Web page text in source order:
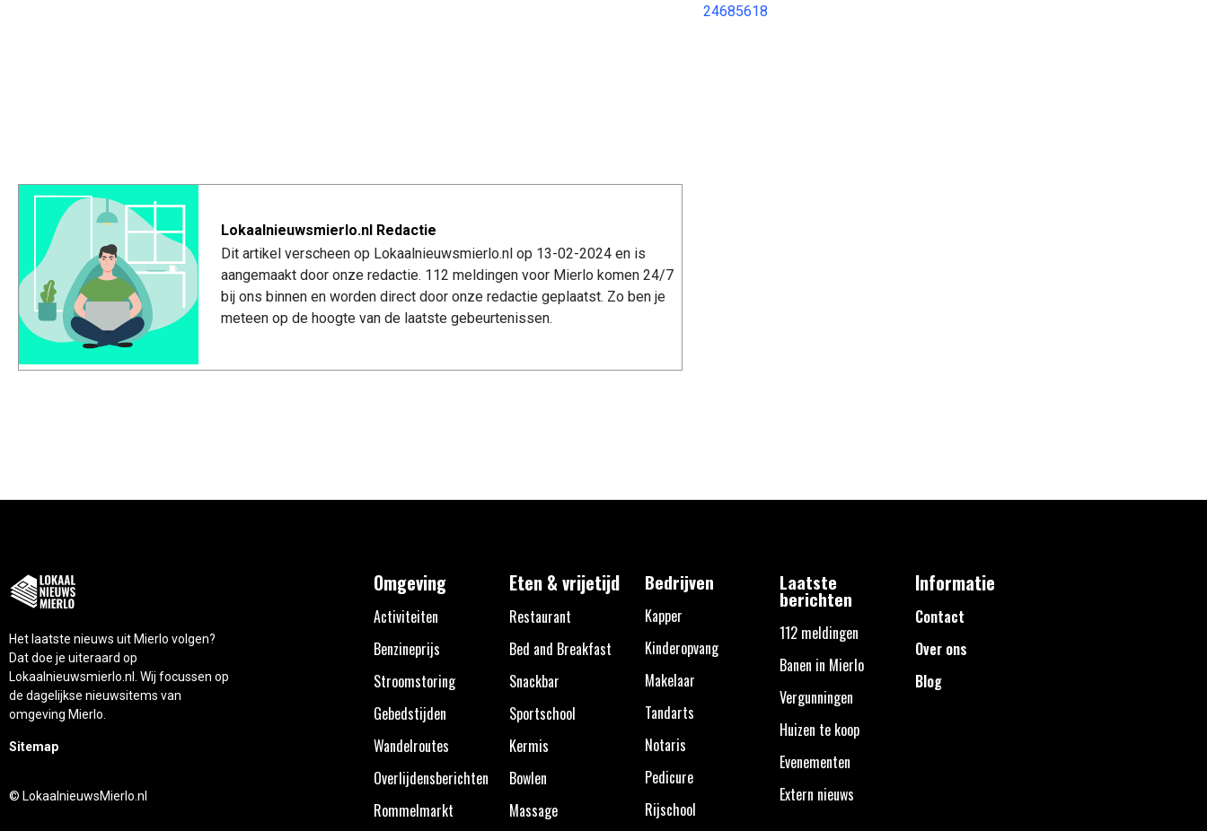
24685618
Lokaalnieuwsmierlo.nl Redactie
Dit artikel verscheen op Lokaalnieuwsmierlo.nl op 13-02-2024 en is
aangemaakt door onze redactie. 112 meldingen voor Mierlo komen 24/7
bij ons binnen en worden direct door onze redactie geplaatst. Zo ben je
meteen op de hoogte van de laatste gebeurtenissen.
Het laatste nieuws uit Mierlo volgen?
Dat doe je uiteraard op
Lokaalnieuwsmierlo.nl. Wij focussen op
de dagelijkse nieuwsitems van
omgeving Mierlo.
Sitemap
© LokaalnieuwsMierlo.nl
Omgeving
Activiteiten
Benzineprijs
Stroomstoring
Gebedstijden
Wandelroutes
Overlijdensberichten
Rommelmarkt
Eten & vrijetijd
Restaurant
Bed and Breakfast
Snackbar
Sportschool
Kermis
Bowlen
Massage
Bedrijven
Kapper
Kinderopvang
Makelaar
Tandarts
Notaris
Pedicure
Rijschool
Laatste
berichten
112 meldingen
Banen in Mierlo
Vergunningen
Huizen te koop
Evenementen
Extern nieuws
Informatie
Contact
Over ons
Blog